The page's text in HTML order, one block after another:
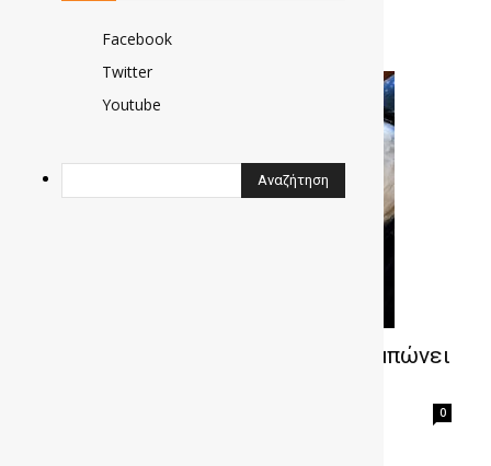
Η οδοντόκρεμα μπορεί και ξεθαμπώνει
0
Facebook
Twitter
Youtube